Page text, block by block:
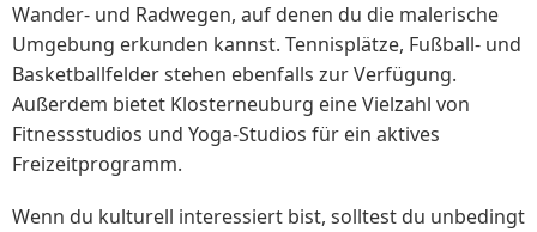
Wander- und Radwegen, auf denen du die malerische
Umgebung erkunden kannst. Tennisplätze, Fußball- und
Basketballfelder stehen ebenfalls zur Verfügung.
Außerdem bietet Klosterneuburg eine Vielzahl von
Fitnessstudios und Yoga-Studios für ein aktives
Freizeitprogramm.
Wenn du kulturell interessiert bist, solltest du unbedingt